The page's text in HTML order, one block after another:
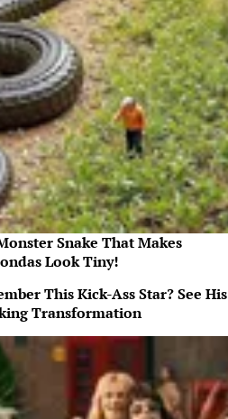
Snake That Makes
Look Tiny!
This Kick-Ass Star? See His
Transformation